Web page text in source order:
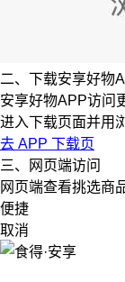
二、下载安享好物
安享好物APP访问
进入下载页面并用
去 APP 下载页
三、网页端访问
网页端查看挑选商
便捷
取消